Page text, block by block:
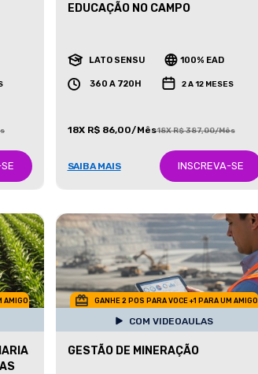
EDUCAÇÃO NO CAMPO
LATO SENSU 100% EAD
360 A 720H 2 A 12 MESES
18X R$ 86,00/Mês18X R$ 387,00/Mês
SAIBA MAIS INSCREVA-SE
AMIGO GANHE 2 POS PARA VOCE +1 PARA UM AMIGO
COM VIDEOAULAS
GESTÃO DE MINERAÇÃO